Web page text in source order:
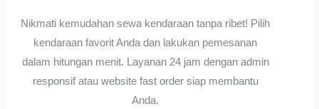
Nikmati kemudahan sewa kendaraan tanpa ribet! Pilih
kendaraan favorit Anda dan lakukan pemesanan
dalam hitungan menit. Layanan 24 jam dengan admin
responsif atau website fast order siap membantu
Anda.